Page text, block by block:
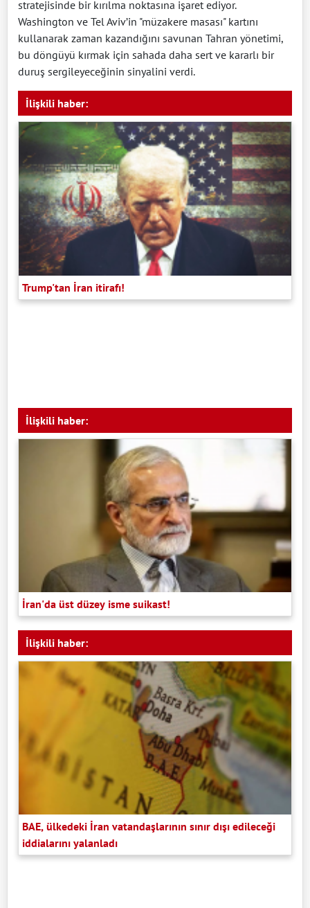
stratejisinde bir kırılma noktasına işaret ediyor.
Washington ve Tel Aviv’in "müzakere masası" kartını
kullanarak zaman kazandığını savunan Tahran yönetimi,
bu döngüyü kırmak için sahada daha sert ve kararlı bir
duruş sergileyeceğinin sinyalini verdi.
İlişkili haber:
Trump'tan İran itirafı!
İlişkili haber:
İran'da üst düzey isme suikast!
İlişkili haber:
BAE, ülkedeki İran vatandaşlarının sınır dışı edileceği
iddialarını yalanladı